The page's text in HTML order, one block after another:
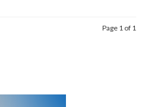
Page 1 of 1